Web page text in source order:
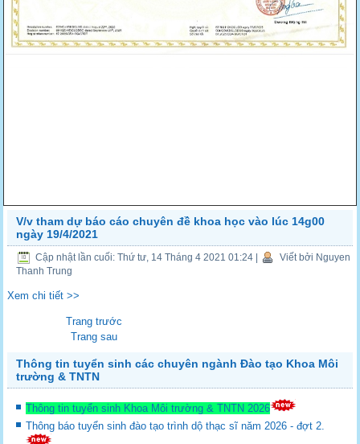
V/v tham dự báo cáo chuyên đề khoa học vào lúc 14g00
ngày 19/4/2021
Cập nhật lần cuối: Thứ tư, 14 Tháng 4 2021 01:24
Viết bởi Nguyen
Thanh Trung
Xem chi tiết >>
Trang trước
Trang sau
Thông tin tuyển sinh các chuyên ngành Đào tạo Khoa Môi
trường & TNTN
Thông tin tuyển sinh Khoa Môi trường & TNTN 2026
Thông báo tuyển sinh đào tạo trình dộ thạc sĩ năm 2026 - đợt 2.